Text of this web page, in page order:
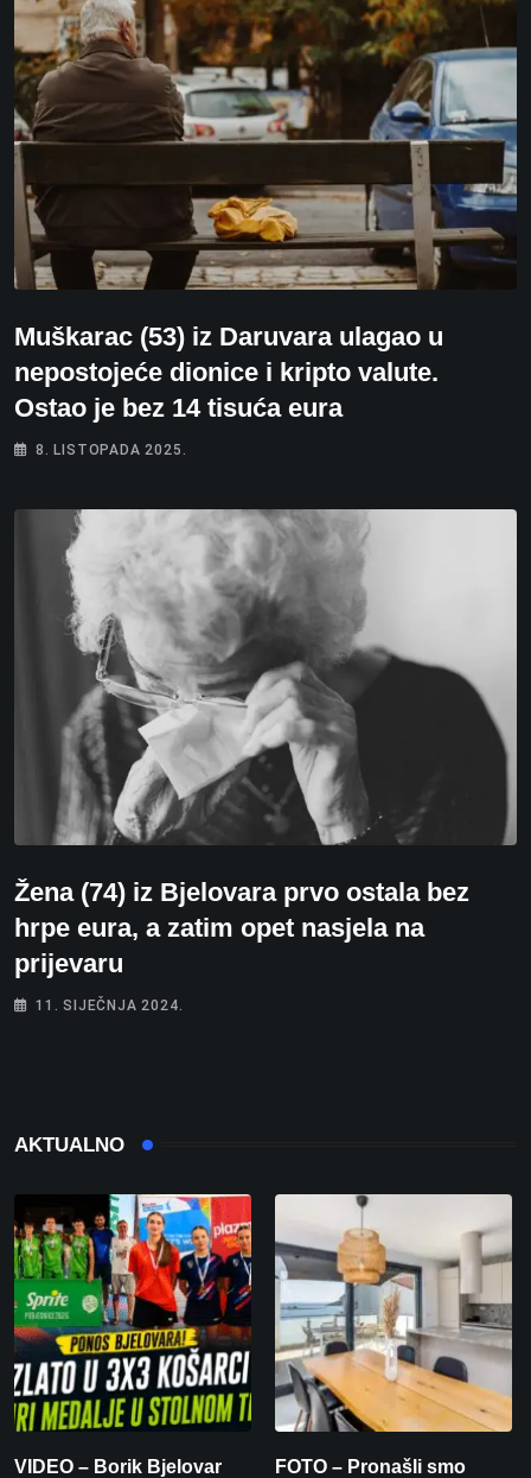
Muškarac (53) iz Daruvara ulagao u
nepostojeće dionice i kripto valute.
Ostao je bez 14 tisuća eura
8. LISTOPADA 2025.
Žena (74) iz Bjelovara prvo ostala bez
hrpe eura, a zatim opet nasjela na
prijevaru
11. SIJEČNJA 2024.
AKTUALNO
VIDEO – Borik Bjelovar
FOTO – Pronašli smo